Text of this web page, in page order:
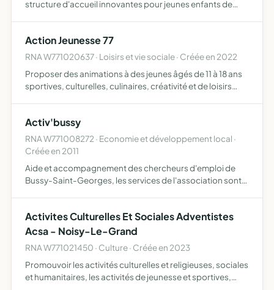
structure d'accueil innovantes pour jeunes enfants de
d'enfa…
Action Jeunesse 77
RNA W771020637 · Loisirs et vie sociale · Créée en 2022
Proposer des animations à des jeunes âgés de 11 à 18 ans
sportives, culturelles, culinaires, créativité et de loisirs
Activ'bussy
RNA W771008272 · Economie et développement local ·
Créée en 2011
Aide et accompagnement des chercheurs d'emploi de
Bussy-Saint-Georges, les services de l'association sont
profession…
Activites Culturelles Et Sociales Adventistes
Acsa - Noisy-Le-Grand
RNA W771021450 · Culture · Créée en 2023
Promouvoir les activités culturelles et religieuses, sociales
et humanitaires, les activités de jeunesse et sportives,